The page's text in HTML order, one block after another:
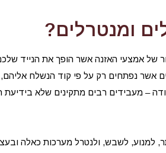
ומנטרלים?
של אמצעי האזנה אשר הופך את הנייד
אשר נפתחים רק על פי קוד הנשלח
– מעבידים רבים מתקינים שלא בידיעת
למנוע, לשבש, ולנטרל מערכות כאלה